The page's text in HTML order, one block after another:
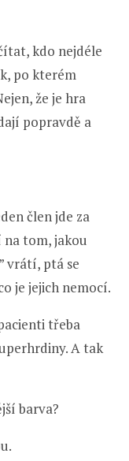
kdo nejdéle
po kterém
že je hra
popravdě a
člen jde za
tom, jakou
vrátí, ptá se
je jejich nemocí.
třeba
A tak
barva?